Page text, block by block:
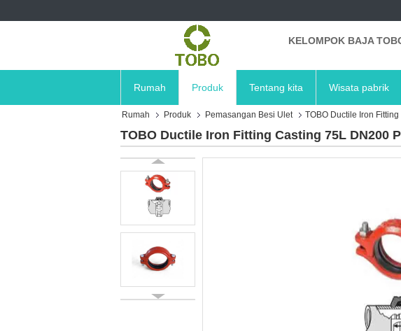
KELOMPOK BAJA
Rumah Produk Tentang kita Wisata pabrik
Rumah Produk Pemasangan Besi Ulet TOBO Ductile Iron
TOBO Ductile Iron Fitting Casting 75L DN200